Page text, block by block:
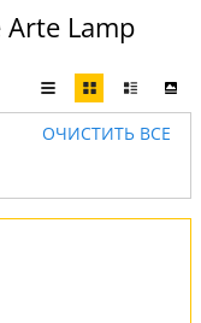
Lamp
ОЧИСТИТЬ ВСЕ